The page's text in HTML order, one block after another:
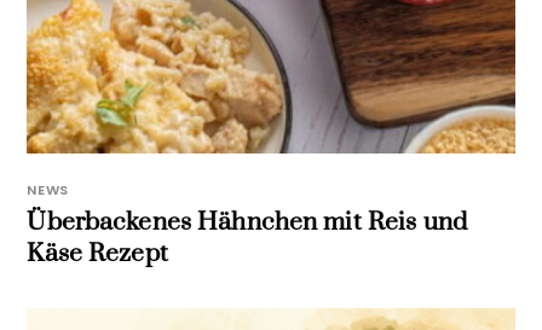
NEWS
Überbackenes Hähnchen mit Reis und
Käse Rezept